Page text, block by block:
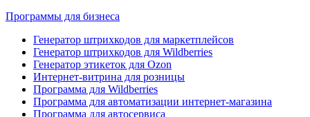
Программы для бизнеса
Генератор штрихкодов для маркетплейсов
Генератор штрихкодов для Wildberries
Генератор этикеток для Ozon
Интернет-витрина для розницы
Программа для Wildberries
Программа для автоматизации интернет-магазина
Программа для автосервиса